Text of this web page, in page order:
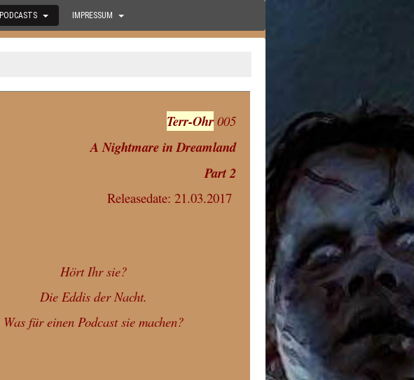
PODCASTS IMPRESSUM
Terr-Ohr 005
A Nightmare in Dreamland
Part 2
Releasedate: 21.03.2017
Hört Ihr sie?
Die Eddis der Nacht.
Was für einen Podcast sie machen?